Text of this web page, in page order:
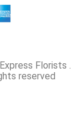
Florists .
reserved